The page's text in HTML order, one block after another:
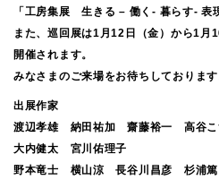
「工房集展 生きる – 働く- 暮らす- 表
また、巡回展は1月12日（金）から1月
開催されます。
みなさまのご来場をお待ちしております
出展作家
渡辺孝雄 納田祐加 齋藤裕一 高谷
大内健太 宮川佑理子
野本竜士 横山涼 長谷川昌彦 杉浦